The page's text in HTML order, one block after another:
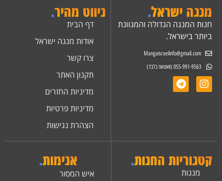
מנגה ישראל.
חנות המנגה הגדולה והמגוונת
ביותר בישראל.
Mangaisraelinfo@gmail.com
055-991-9563 (וואצאפ בלבד)
ניווט מהיר.
דף הבית
אודות מנגה ישראל
צרו קשר
תקנון האתר
מדיניות החזרים
מדיניות פרטיות
הצהרת נגישות
קטגוריות החנות.
מנגות
אנימות.
איש המסור